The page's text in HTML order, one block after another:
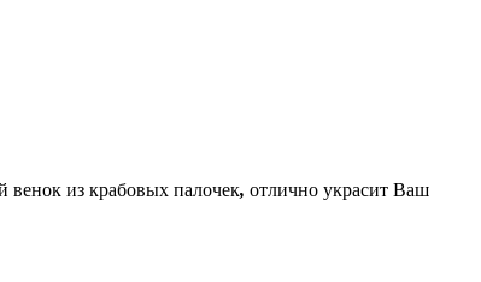
венок из крабовых палочек, отлично украсит Ваш